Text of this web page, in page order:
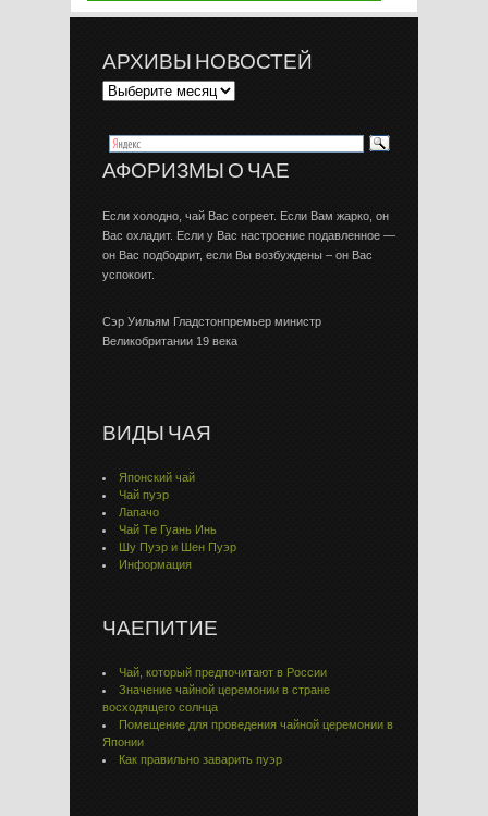
АРХИВЫ НОВОСТЕЙ
АФОРИЗМЫ О ЧАЕ
Если холодно, чай Вас согреет. Если Вам жарко, он
Вас охладит. Если у Вас настроение подавленное —
он Вас подбодрит, если Вы возбуждены – он Вас
успокоит.
Сэр Уильям Гладстонпремьер министр
Великобритании 19 века
ВИДЫ ЧАЯ
Японский чай
Чай пуэр
Лапачо
Чай Тe Гуaнь Инь
Шу Пуэр и Шен Пуэр
Информация
ЧАЕПИТИЕ
Чай, который предпочитают в России
Значение чайной церемонии в стране
восходящего солнца
Помещение для проведения чайной церемонии в
Японии
Как правильно заварить пуэр